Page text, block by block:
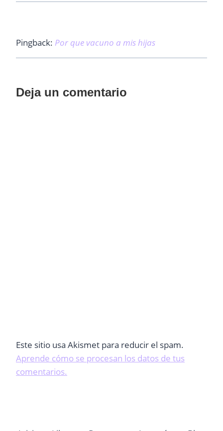
Pingback: Por que vacuno a mis hijas
Deja un comentario
Este sitio usa Akismet para reducir el spam.
Aprende cómo se procesan los datos de tus
comentarios.